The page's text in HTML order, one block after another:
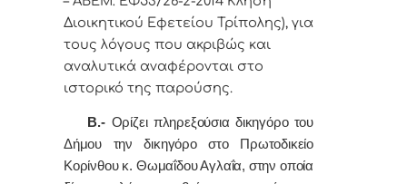
Διοικητικού Εφετείου Τρίπολης), για
τους λόγους που ακριβώς και
αναλυτικά αναφέρονται στο
ιστορικό της παρούσης.
Β.- Ορίζει πληρεξούσια δικηγόρο του
Δήμου την δικηγόρο στο Πρωτοδικείο
Κορίνθου κ. Θωμαΐδου Αγλαΐα, στην οποία